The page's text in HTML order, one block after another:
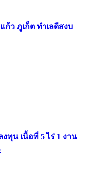
ก้ว ภูเก็ต ทำเลดีสงบ
ทุน เนื้อที่ 5 ไร่ 1 งาน